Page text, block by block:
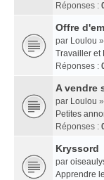
Réponses :
Offre
par Loulou
Travailler et
Réponses :
A vendre
par Loulou
Petites
Réponses :
Kryssord
par
Apprendre